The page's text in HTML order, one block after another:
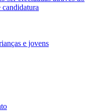
e jovens